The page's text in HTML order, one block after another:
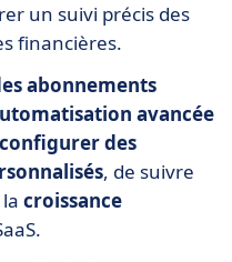
un suivi précis des
financières.
abonnements
avancée
configurer des
, de suivre
croissance